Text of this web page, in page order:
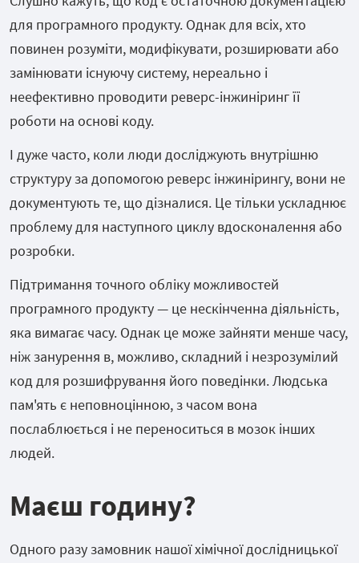
для програмного продукту. Однак для всіх, хто
повинен розуміти, модифікувати, розширювати або
замінювати існуючу систему, нереально і
неефективно проводити реверс-інжиніринг її
роботи на основі коду.
І дуже часто, коли люди досліджують внутрішню
структуру за допомогою реверс інжинірингу, вони не
документують те, що дізналися. Це тільки ускладнює
проблему для наступного циклу вдосконалення або
розробки.
Підтримання точного обліку можливостей
програмного продукту — це нескінченна діяльність,
яка вимагає часу. Однак це може зайняти менше часу,
ніж занурення в, можливо, складний і незрозумілий
код для розшифрування його поведінки. Людська
пам'ять є неповноцінною, з часом вона
послаблюється і не переноситься в мозок інших
людей.
Маєш годину?
Одного разу замовник нашої хімічної дослідницької